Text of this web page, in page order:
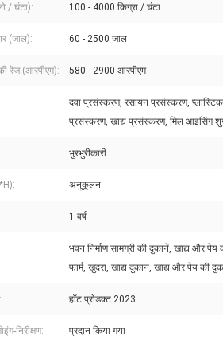
/ घंटा): 100 - 4000 किग्रा / घंटा
(जाल): 60 - 2500 जाल
रेंज (आरपीएम): 580 - 2900 आरपीएम
दवा प्रसंस्करण, रसायन प्रसंस्करण, प्लास्टिक
प्रसंस्करण, खाद्य प्रसंस्करण, मिल आइसिंग
भुरभुरीकारी
अनुकूलन
1 वर्ष
भवन निर्माण सामग्री की दुकानें, खाद्य और पेय
फार्म, खुदरा, खाद्य दुकान, खाद्य और पेय की दुक
हॉट प्रोडक्ट 2023
निरीक्षण: प्रदान किया गया